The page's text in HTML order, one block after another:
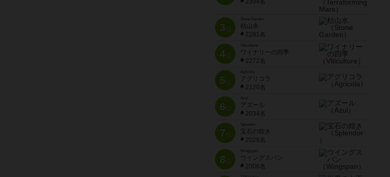
2394名
3位
Stone Garden
枯山水
2281名
4位
Viticulture
ワイナリーの四季
2272名
5位
Agricola
アグリコラ
2120名
6位
Azul
アズール
2034名
7位
宝石の煌き
2028名
8位
Wingspan
ウイングスパン
2006名